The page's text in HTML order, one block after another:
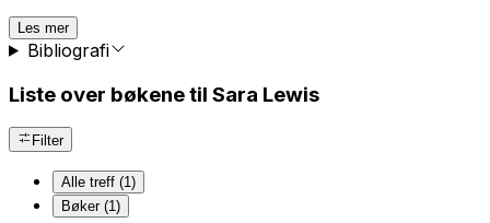
Les mer
Bibliografi
Liste over bøkene til Sara Lewis
Filter
Alle treff (1)
Bøker (1)